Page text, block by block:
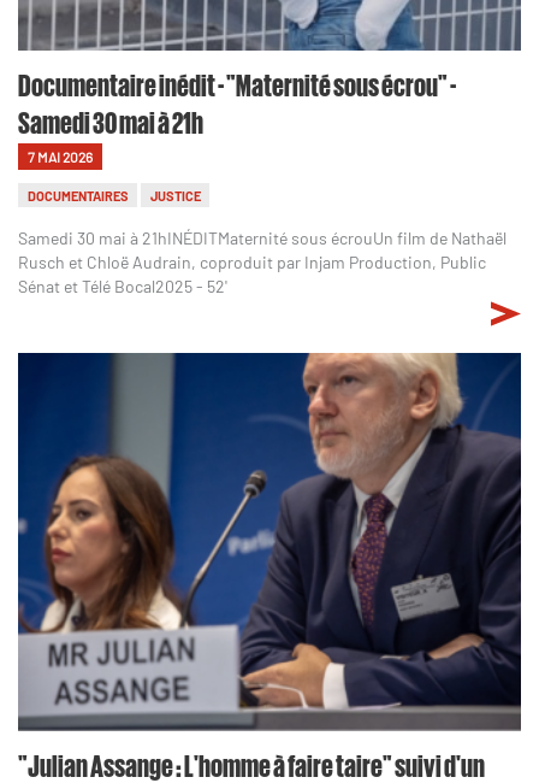
Documentaire inédit - "Maternité sous écrou" -
Samedi 30 mai à 21h
7 MAI 2026
DOCUMENTAIRES JUSTICE
Samedi 30 mai à 21hINÉDITMaternité sous écrouUn film de Nathaël
Rusch et Chloë Audrain, coproduit par Injam Production, Public
Sénat et Télé Bocal2025 - 52'
"Julian Assange : L'homme à faire taire" suivi d'un